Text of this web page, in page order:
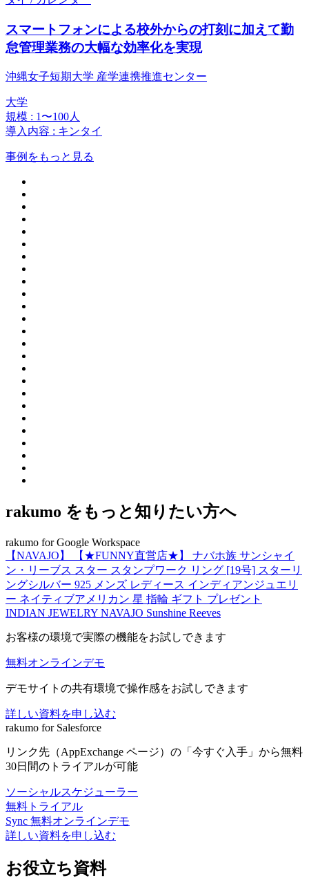
スマートフォンによる校外からの打刻に加えて勤
怠管理業務の大幅な効率化を実現
沖縄女子短期大学 産学連携推進センター
大学
規模 : 1〜100人
導入内容 : キンタイ
事例をもっと見る
rakumo をもっと知りたい方へ
rakumo for Google Workspace
【NAVAJO】 【★FUNNY直営店★】 ナバホ族 サンシャイ
ン・リーブス スター スタンプワーク リング [19号] スターリ
ングシルバー 925 メンズ レディース インディアンジュエリ
ー ネイティブアメリカン 星 指輪 ギフト プレゼント
INDIAN JEWELRY NAVAJO Sunshine Reeves
お客様の環境で実際の機能をお試しできます
無料オンラインデモ
デモサイトの共有環境で操作感をお試しできます
詳しい資料を申し込む
rakumo for Salesforce
リンク先（AppExchange ページ）の「今すぐ入手」から無料
30日間のトライアルが可能
ソーシャルスケジューラー
無料トライアル
Sync 無料オンラインデモ
詳しい資料を申し込む
お役立ち資料